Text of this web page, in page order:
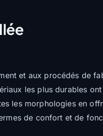
et aux procédés de
les plus durables
les morphologies en
de confort et de